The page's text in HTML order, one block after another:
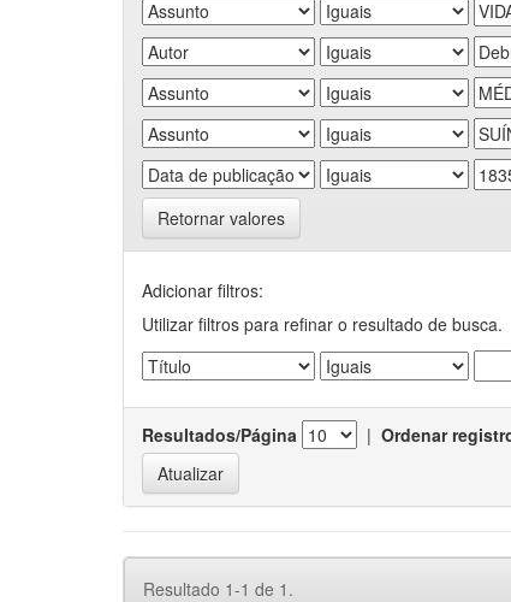
Retornar valores
Adicionar filtros:
Utilizar filtros para refinar o resultado de busca.
Resultados/Página | Ordenar
Resultado 1-1 de 1.